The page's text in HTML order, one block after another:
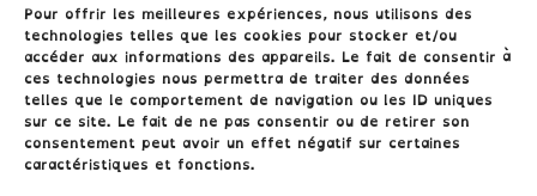
Pour offrir les meilleures expériences, nous utilisons des
technologies telles que les cookies pour stocker et/ou
accéder aux informations des appareils. Le fait de consentir à
ces technologies nous permettra de traiter des données
telles que le comportement de navigation ou les ID uniques
sur ce site. Le fait de ne pas consentir ou de retirer son
consentement peut avoir un effet négatif sur certaines
caractéristiques et fonctions.Conditions générales